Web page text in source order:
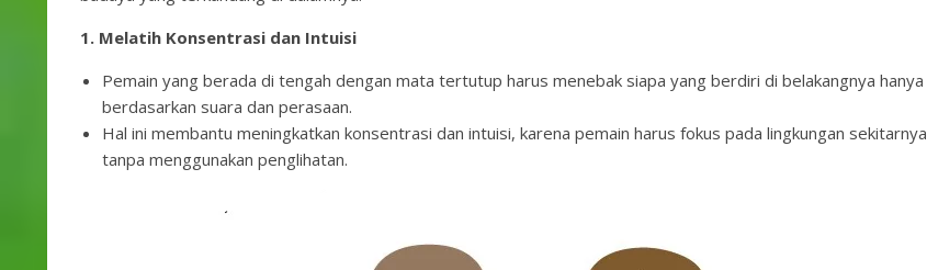
1. Melatih Konsentrasi dan Intuisi
Pemain yang berada di tengah dengan mata tertutup harus menebak siapa yang berdiri di belakangnya hanya
berdasarkan suara dan perasaan.
Hal ini membantu meningkatkan konsentrasi dan intuisi, karena pemain harus fokus pada lingkungan sekitarnya
tanpa menggunakan penglihatan.